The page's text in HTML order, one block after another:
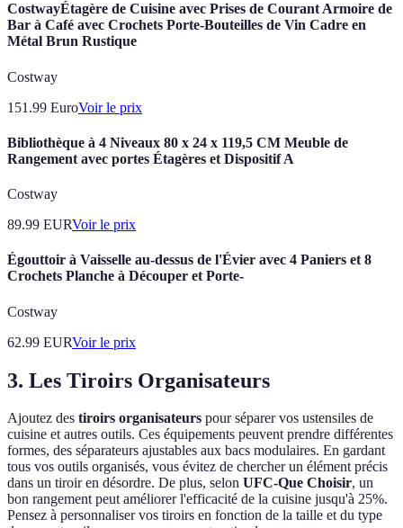
CostwayÉtagère de Cuisine avec Prises de Courant Armoire de
Bar à Café avec Crochets Porte-Bouteilles de Vin Cadre en
Métal Brun Rustique
Costway
151.99 EuroVoir le prix
Bibliothèque à 4 Niveaux 80 x 24 x 119,5 CM Meuble de
Rangement avec portes Étagères et Dispositif A
Costway
89.99 EURVoir le prix
Égouttoir à Vaisselle au-dessus de l'Évier avec 4 Paniers et 8
Crochets Planche à Découper et Porte-
Costway
62.99 EURVoir le prix
3. Les Tiroirs Organisateurs
Ajoutez des tiroirs organisateurs pour séparer vos ustensiles de
cuisine et autres outils. Ces équipements peuvent prendre différentes
formes, des séparateurs ajustables aux bacs modulaires. En gardant
tous vos outils organisés, vous évitez de chercher un élément précis
dans un tiroir en désordre. De plus, selon UFC-Que Choisir, un
bon rangement peut améliorer l'efficacité de la cuisine jusqu'à 25%.
Pensez à personnaliser vos tiroirs en fonction de la taille et du type